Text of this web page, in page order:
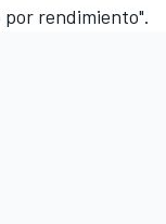
por rendimiento".